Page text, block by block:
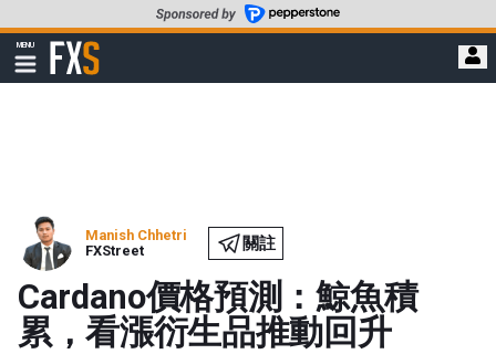
至
要
MENU
顯
示
FXStreet
Manish Chhetri
FXStreet
關註
Cardano價格預測：鯨魚積
累，看漲衍生品推動回升